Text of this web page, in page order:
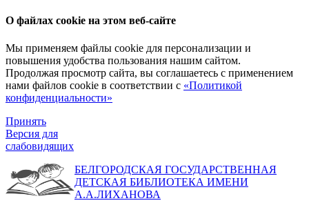
О файлах cookie на этом веб-сайте
Мы применяем файлы cookie для персонализации и
повышения удобства пользования нашим сайтом.
Продолжая просмотр сайта, вы соглашаетесь с применением
нами файлов cookie в соответствии с «Политикой
конфиденциальности»
Принять
Версия для
слабовидящих
БЕЛГОРОДСКАЯ ГОСУДАРСТВЕННАЯ
ДЕТСКАЯ БИБЛИОТЕКА ИМЕНИ
А.А.ЛИХАНОВА